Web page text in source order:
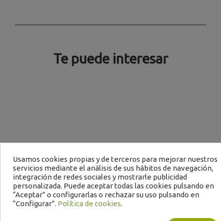
Te puede interesar
Usamos cookies propias y de terceros para mejorar nuestros
servicios mediante el análisis de sus hábitos de navegación,
integración de redes sociales y mostrarle publicidad
personalizada. Puede aceptar todas las cookies pulsando en
“Aceptar” o configurarlas o rechazar su uso pulsando en
“Configurar”. Política de cookies.